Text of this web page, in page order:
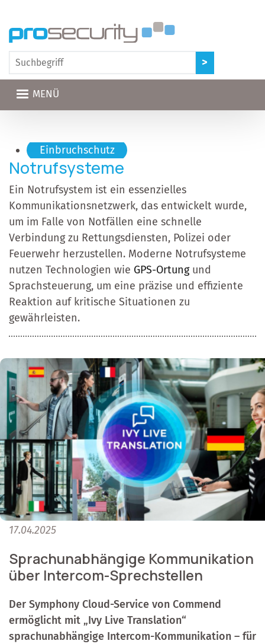
MENÜ
Hauptnavigation
Einbruchschutz
Notrufsysteme
Ein Notrufsystem ist ein essenzielles
Kommunikationsnetzwerk, das entwickelt wurde,
um im Falle von Notfällen eine schnelle
Verbindung zu Rettungsdiensten, Polizei oder
Feuerwehr herzustellen. Moderne Notrufsysteme
nutzen Technologien wie GPS-Ortungund
Sprachsteuerung, um eine präzise und effiziente
Reaktion auf kritische Situationen zu
gewährleisten.
17.04.2025
Sprachunabhängige Kommunikation
über Intercom-Sprechstellen
Der Symphony Cloud-Service von Commend
ermöglicht mit „Ivy Live Translation“
sprachunabhängige Intercom-Kommunikation – für